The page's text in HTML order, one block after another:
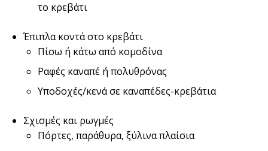
το κρεβάτι
Έπιπλα κοντά στο κρεβάτι
Πίσω ή κάτω από κομοδίνα
Ραφές καναπέ ή πολυθρόνας
Υποδοχές/κενά σε καναπέδες-κρεβάτια
Σχισμές και ρωγμές
Πόρτες, παράθυρα, ξύλινα πλαίσια